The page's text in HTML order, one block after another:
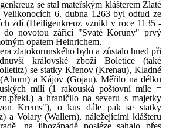
se stal mateřským klášterem Zlaté
6. dubna 1263 byl odtud ze
zdí (Heiligenkreuz vznikl v roce 1135 -
do novotou zářící "Svaté Koruny" prvý
opatem Heinrichem.
zlatokorunského bylo a zůstalo hned při
královské zboží Boletice (také
se statky Křenov (Krenau), Kladné
a Kájov (Gojau). Měřilo na délku
mílí (1 rakouská poštovní míle =
a hraničilo na severu s majetky
Krems"), o kus dále pak se statky
a Volary (Wallern), náležejícími klášteru
na jihozápadě posléze sahalo přes